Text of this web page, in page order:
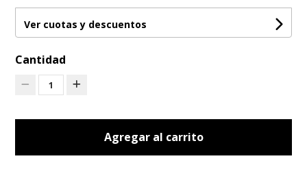
Ver cuotas y descuentos
Cantidad
1
Agregar al carrito